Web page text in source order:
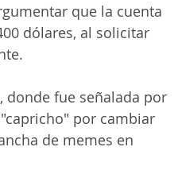
que la cuenta
dólares, al solicitar
donde fue señalada por
por cambiar
de memes en